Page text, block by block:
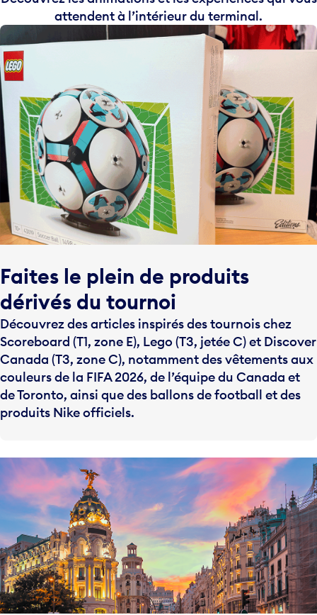
attendent à l’intérieur du terminal.
Faites le plein de produits
dérivés du tournoi
Découvrez des articles inspirés des tournois chez
Scoreboard (T1, zone E), Lego (T3, jetée C) et Discover
Canada (T3, zone C), notamment des vêtements aux
couleurs de la FIFA 2026, de l’équipe du Canada et
de Toronto, ainsi que des ballons de football et des
produits Nike officiels.